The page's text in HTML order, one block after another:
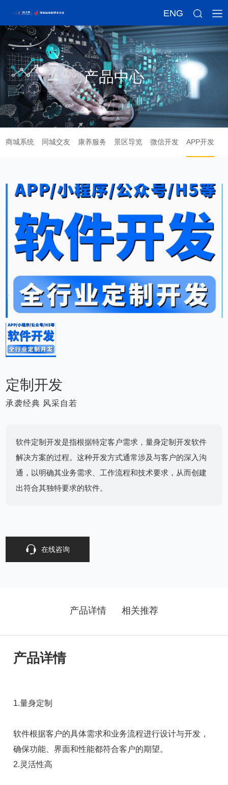
ENG
产品中心
商城系统 同城交友 康养服务 景区导览 微信开发 APP开发
定制开发
承袭经典 风采自若
软件定制开发是指根据特定客户需求，量身定制开发软件
解决方案的过程。这种开发方式通常涉及与客户的深入沟
通，以明确其业务需求、工作流程和技术要求，从而创建
出符合其独特要求的软件。
在线咨询
产品详情 相关推荐
产品详情
1.量身定制
软件根据客户的具体需求和业务流程进行设计与开发，
确保功能、界面和性能都符合客户的期望。
2.灵活性高